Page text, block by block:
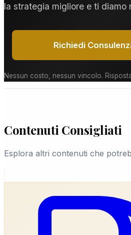
la strategia migliore e ti diamo
Richiedi
Nessun costo, nessun vincolo.
Contenuti Consigliati
Esplora altri contenuti che